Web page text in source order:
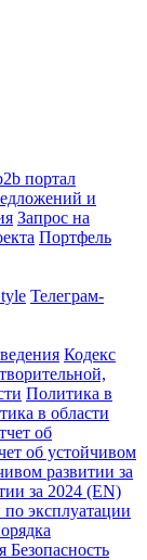
портал
и
Запрос на
Портфель
Телеграм-
Кодекс
Политика в
в области
об
об устойчивом
развитии за
за 2024 (EN)
эксплуатации
Безопасность